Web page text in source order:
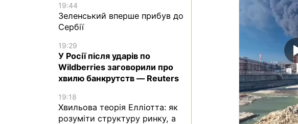
19:44
Зеленський вперше прибув до
Сербії
19:29
У Росії після ударів по
Wildberries заговорили про
хвилю банкрутств — Reuters
19:18
Хвильова теорія Елліотта: як
розуміти структуру ринку, а